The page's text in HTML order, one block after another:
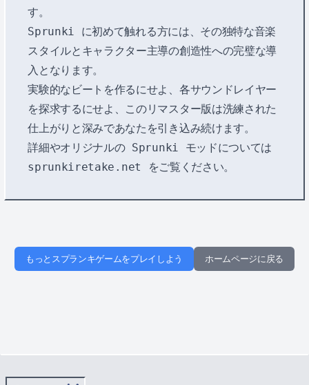
す。
Sprunki に初めて触れる方には、その独特な音楽
スタイルとキャラクター主導の創造性への完璧な導
入となります。
実験的なビートを作るにせよ、各サウンドレイヤー
を探求するにせよ、このリマスター版は洗練された
仕上がりと深みであなたを引き込み続けます。
詳細やオリジナルの Sprunki モッドについては
sprunkiretake.net をご覧ください。
もっとスプランキゲームをプレイしよう ホームページに戻る